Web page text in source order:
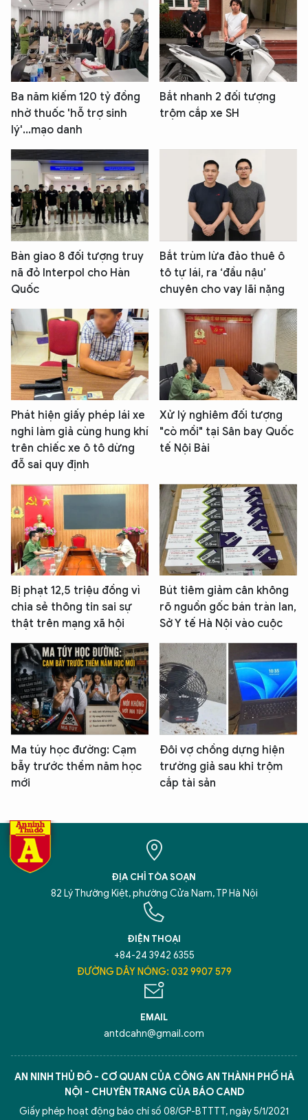
Ba năm kiếm 120 tỷ đồng
nhờ thuốc 'hỗ trợ sinh
lý'...mạo danh
Bắt nhanh 2 đối tượng
trộm cắp xe SH
Bàn giao 8 đối tượng truy
nã đỏ Interpol cho Hàn
Quốc
Bắt trùm lừa đảo thuê ô
tô tự lái, ra ‘đầu nậu’
chuyên cho vay lãi nặng
Phát hiện giấy phép lái xe
nghi làm giả cùng hung khí
trên chiếc xe ô tô dừng
đỗ sai quy định
Xử lý nghiêm đối tượng
"cò mồi" tại Sân bay Quốc
tế Nội Bài
Bị phạt 12,5 triệu đồng vì
chia sẻ thông tin sai sự
thật trên mạng xã hội
Bút tiêm giảm cân không
rõ nguồn gốc bán tràn lan,
Sở Y tế Hà Nội vào cuộc
Ma túy học đường: Cạm
bẫy trước thềm năm học
mới
Đôi vợ chồng dựng hiện
trường giả sau khi trộm
cắp tài sản
ĐỊA CHỈ TÒA SOẠN
82 Lý Thường Kiệt, phường Cửa Nam, TP Hà Nội
ĐIỆN THOẠI
+84-24 3942 6355
ĐƯỜNG DÂY NÓNG: 032 9907 579
EMAIL
antdcahn@gmail.com
AN NINH THỦ ĐÔ - CƠ QUAN CỦA CÔNG AN THÀNH PHỐ HÀ
NỘI - CHUYÊN TRANG CỦA BÁO CAND
Giấy phép hoạt động báo chí số 08/GP-BTTTT, ngày 5/1/2021